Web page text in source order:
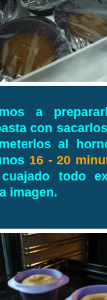
a
con
al
16 - 20
todo
imagen.